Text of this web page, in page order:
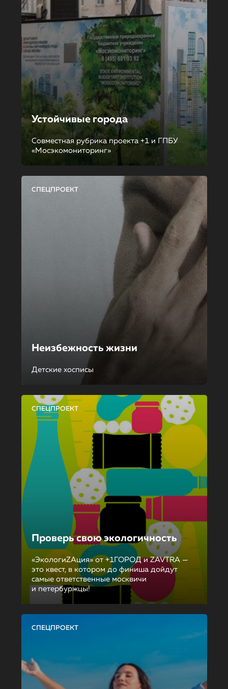
Устойчивые города
Совместная рубрика проекта +1 и ГПБУ
«Мосэкомониторинг»
СПЕЦПРОЕКТ
Неизбежность жизни
Детские хосписы
СПЕЦПРОЕКТ
Проверь свою экологичность
«ЭкологиZAция» от +1ГОРОД и ZAVTRA —
это квест, в котором до финиша дойдут
самые ответственные москвичи
и петербуржцы!
СПЕЦПРОЕКТ